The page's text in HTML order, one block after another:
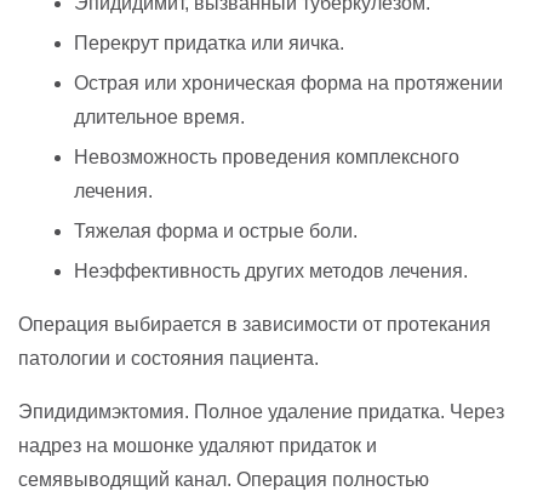
Перекрут придатка или яичка.
Острая или хроническая форма на протяжении
длительное время.
Невозможность проведения комплексного
лечения.
Тяжелая форма и острые боли.
Неэффективность других методов лечения.
Операция выбирается в зависимости от протекания
патологии и состояния пациента.
Эпидидимэктомия. Полное удаление придатка. Через
надрез на мошонке удаляют придаток и
семявыводящий канал. Операция полностью